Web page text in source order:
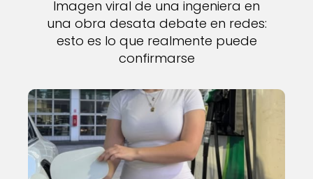
Imagen viral de una ingeniera en
una obra desata debate en redes:
esto es lo que realmente puede
confirmarse